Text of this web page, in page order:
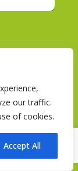
our traffic.
of cookies.
Accept All
tu
para
de
nos
contigo
políticas